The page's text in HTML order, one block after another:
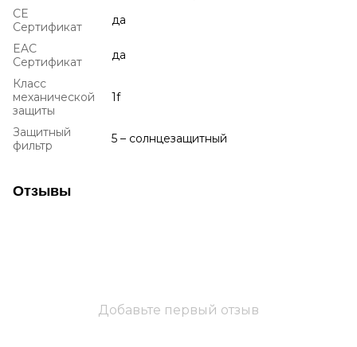
CE
Сертификат
да
EAC
Сертификат
да
Класс
механической
защиты
1f
Защитный
фильтр
5 – солнцезащитный
Отзывы
Добавьте первый отзыв